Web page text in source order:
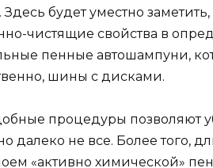
Здесь будет уместно
чистящие свойства в
пенные автошампуни,
шины с дисками.
процедуры позволяют
далеко не все. Более того,
«активно химической»